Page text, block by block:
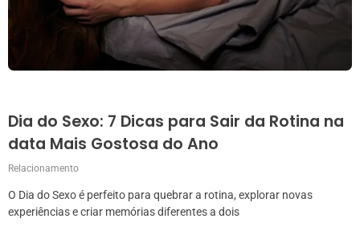
Dia do Sexo: 7 Dicas para Sair da Rotina na
data Mais Gostosa do Ano
Relacionamento
O Dia do Sexo é perfeito para quebrar a rotina, explorar novas
experiências e criar memórias diferentes a dois